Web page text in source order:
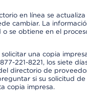
en línea se
cambiar. La
o se obtiene en el
una copia
221-8221, los siete
directorio de
si su solicitud
copia impresa.